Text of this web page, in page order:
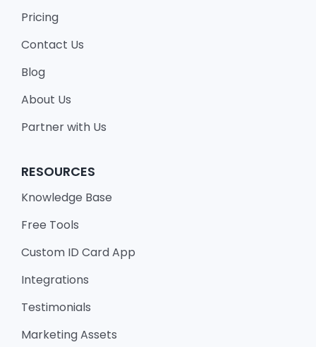
Pricing
Contact Us
Blog
About Us
Partner with Us
RESOURCES
Knowledge Base
Free Tools
Custom ID Card App
Integrations
Testimonials
Marketing Assets